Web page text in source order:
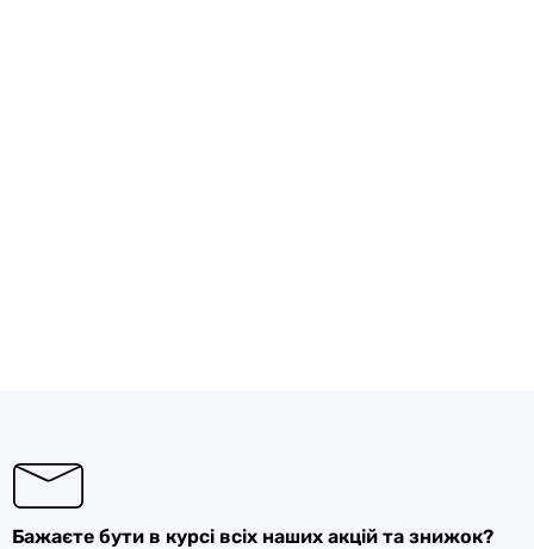
Бажаєте бути в курсі всіх наших акцій та знижок?